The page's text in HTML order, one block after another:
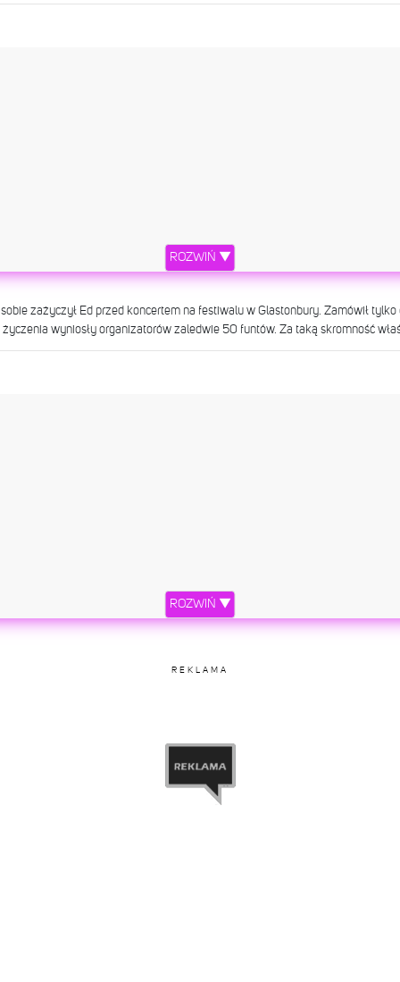
ROZWIŃ ▼
zażyczył Ed przed koncertem na festiwalu w Glastonbury. Zamówił tylko
wyniosły organizatorów zaledwie 50 funtów. Za taką skromność
ROZWIŃ ▼
REKLAMA